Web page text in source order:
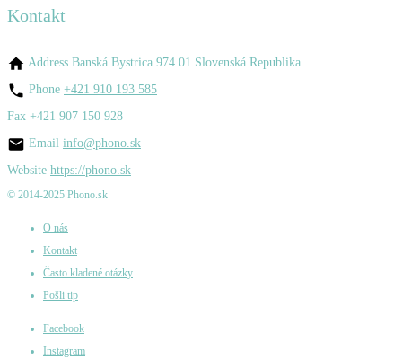
Kontakt
Address Banská Bystrica 974 01 Slovenská Republika
Phone +421 910 193 585
Fax +421 907 150 928
Email info@phono.sk
Website https://phono.sk
© 2014-2025 Phono.sk
O nás
Kontakt
Často kladené otázky
Pošli tip
Facebook
Instagram